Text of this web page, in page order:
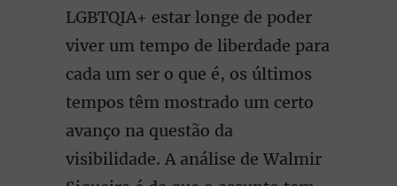
LGBTQIA+ estar longe de poder
viver um tempo de liberdade para
cada um ser o que é, os últimos
tempos têm mostrado um certo
avanço na questão da
visibilidade. A análise de Walmir